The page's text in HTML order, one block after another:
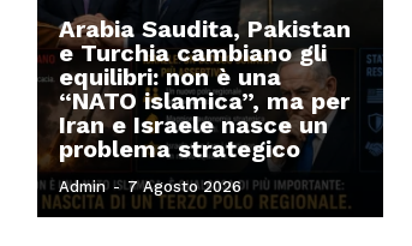
Arabia Saudita, Pakistan
e Turchia cambiano gli
equilibri: non è una
“NATO islamica”, ma per
Iran e Israele nasce un
problema strategico
Admin - 7 Agosto 2026